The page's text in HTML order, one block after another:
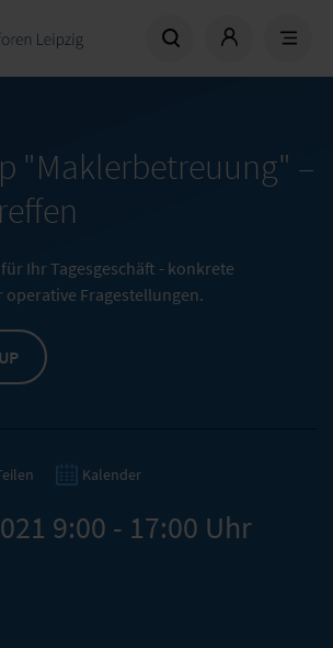
"Maklerbetreuung" –
Ihr Tagesgeschäft - konkrete
operative Fragestellungen.
Kalender
9:00 - 17:00 Uhr